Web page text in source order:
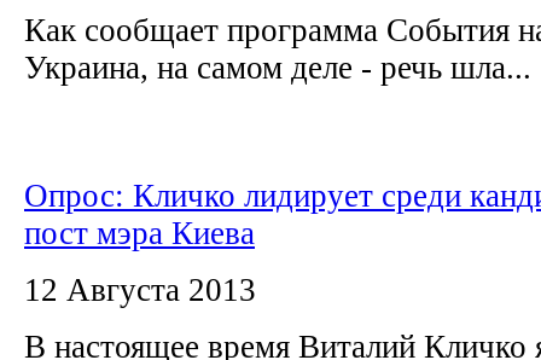
Как сообщает программа События
Украина, на самом деле - речь шла...
Опрос: Кличко лидирует среди
пост мэра Киева
12 Августа 2013
В настоящее время Виталий Кличко